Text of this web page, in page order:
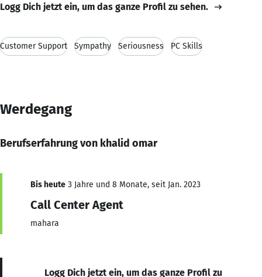
Logg Dich jetzt ein, um das ganze Profil zu sehen.
Customer Support Sympathy Seriousness PC Skills
Werdegang
Berufserfahrung von khalid omar
Bis heute 3 Jahre und 8 Monate, seit Jan. 2023
Call Center Agent
mahara
Logg Dich jetzt ein, um das ganze Profil zu